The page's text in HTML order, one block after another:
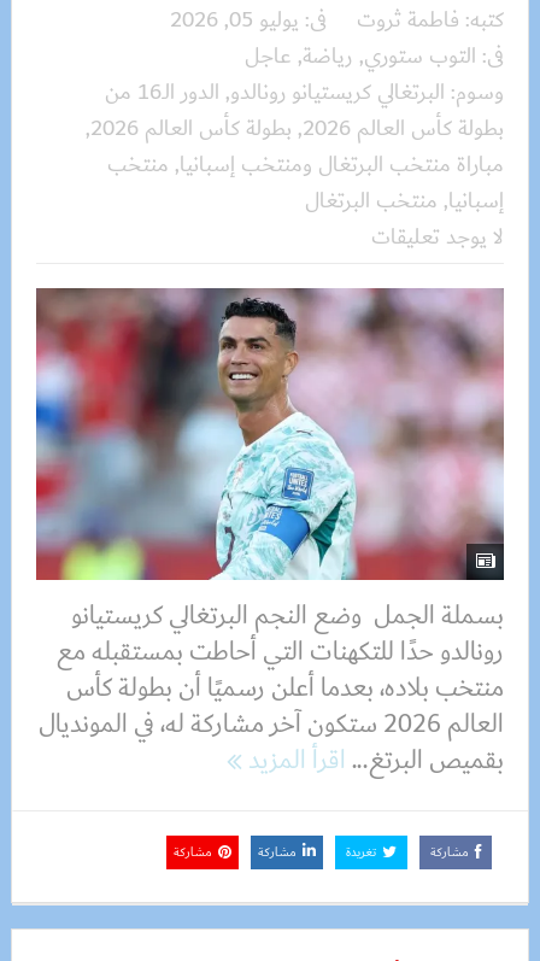
كتبه: فاطمة ثروت فى: يوليو 05, 2026
فى: التوب ستوري, رياضة, عاجل
وسوم: البرتغالي كريستيانو رونالدو,
الدور الـ16 من
بطولة كأس العالم 2026
, بطولة كأس العالم 2026
,
مباراة منتخب البرتغال ومنتخب إسبانيا, منتخب
إسبانيا, منتخب البرتغال
لا يوجد تعليقات
بسملة الجمل وضع النجم البرتغالي كريستيانو
رونالدو حدًا للتكهنات التي أحاطت بمستقبله مع
منتخب بلاده، بعدما أعلن رسميًا أن بطولة كأس
العالم 2026 ستكون آخر مشاركة له، في المونديال
بقميص البرتغ...اقرأ المزيد
مشاركة تغريدة مشاركة مشاركة